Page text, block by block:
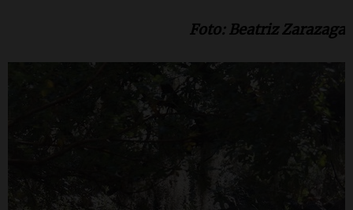
Foto: Beatriz Zarazaga